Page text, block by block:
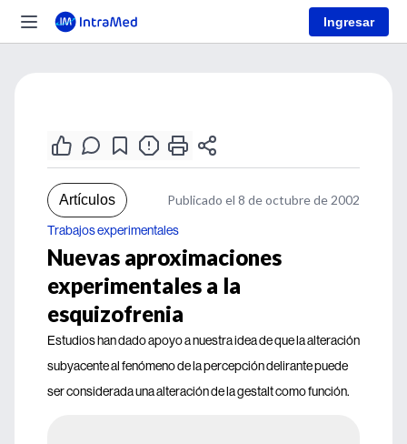
Ingresar
Artículos Publicado el 8 de octubre de 2002
Trabajos experimentales
Nuevas aproximaciones
experimentales a la
esquizofrenia
Estudios han dado apoyo a nuestra idea de que la alteración
subyacente al fenómeno de la percepción delirante puede
ser considerada una alteración de la gestalt como función.